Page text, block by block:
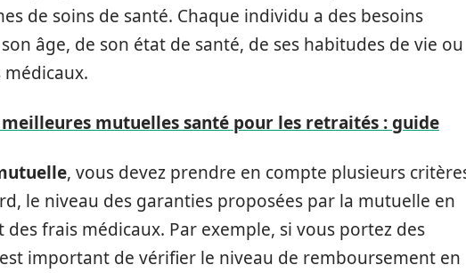
de soins de santé. Chaque individu a des besoins
âge, de son état de santé, de ses habitudes de vie ou
médicaux.
meilleures mutuelles santé pour les retraités : guide
, vous devez prendre en compte plusieurs
le niveau des garanties proposées par la mutuelle en
frais médicaux. Par exemple, si vous portez des
important de vérifier le niveau de remboursement en